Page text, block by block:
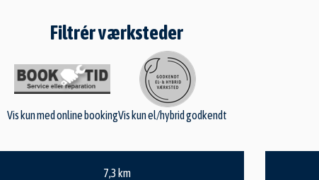
Filtrér værksteder
Vis kun med online bookingVis kun el/hybrid godkendt
7,3 km